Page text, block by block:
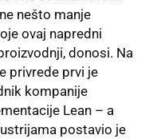
nešto manje
ovaj napredni
donosi. Na
privrede prvi je
kompanije
Lean – a
postavio je